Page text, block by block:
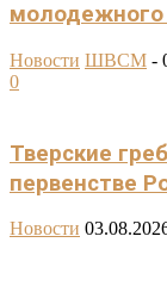
молодежного
Новости ШВСМ -
0
Тверские
первенстве
Новости